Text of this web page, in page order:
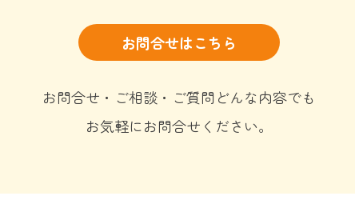
お問合せはこちら
お問合せ・ご相談・ご質問どんな内容でも
お気軽にお問合せください。